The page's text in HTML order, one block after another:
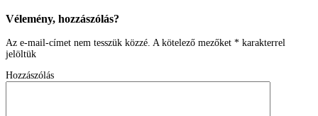
Vélemény, hozzászólás?
Az e-mail-címet nem tesszük közzé. A kötelező mezőket * karakterrel
jelöltük
Hozzászólás